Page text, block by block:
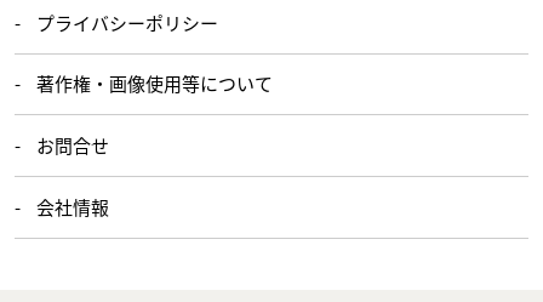
プライバシーポリシー
著作権・画像使用等について
お問合せ
会社情報